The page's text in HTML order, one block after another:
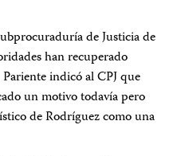
de Justicia de
han recuperado
indicó al CPJ que
un motivo todavía pero
de Rodríguez como una